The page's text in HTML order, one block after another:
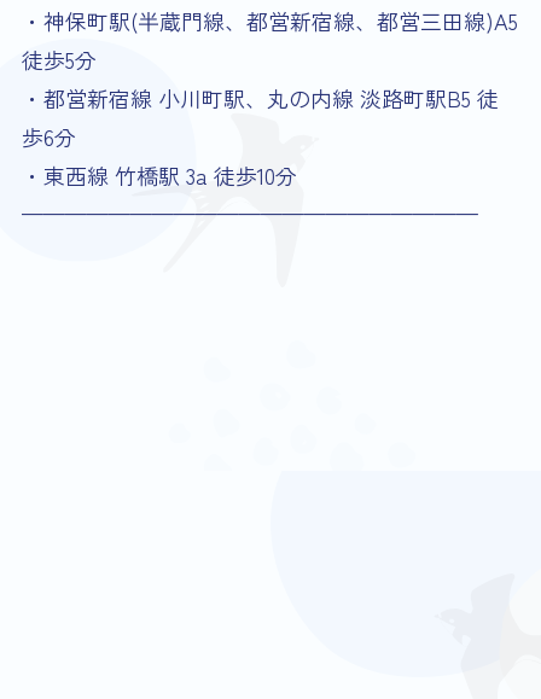
・神保町駅(半蔵門線、都営新宿線、都営三田線)A5
徒歩5分
・都営新宿線 小川町駅、丸の内線 淡路町駅B5 徒
歩6分
・東西線 竹橋駅 3a 徒歩10分
—————————————————————